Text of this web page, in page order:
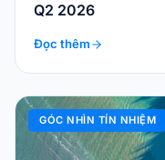
Q2 2026
Đọc thêm
GÓC NHÌN TÍN NHIỆM